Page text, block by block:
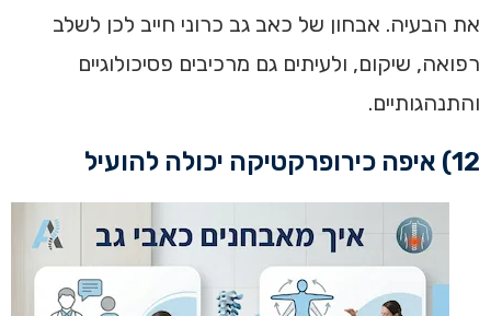
את הבעיה. אבחון של כאב גב כרוני חייב לכן לשלב
רפואה, שיקום, ולעיתים גם מרכיבים פסיכולוגיים
והתנהגותיים.
12) איפה כירופרקטיקה יכולה להועיל